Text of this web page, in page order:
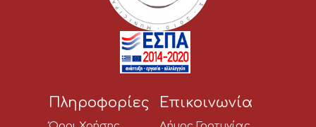
Πληροφορίες Επικοινωνία